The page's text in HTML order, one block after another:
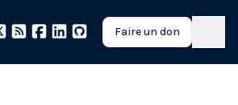
Faire un don